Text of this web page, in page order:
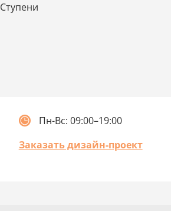
Ступени
Пн-Вс: 09:00–19:00
Заказать дизайн-проект